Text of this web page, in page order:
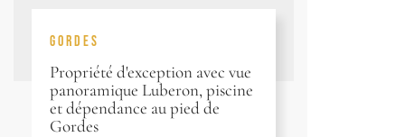
GORDES
Propriété d'exception avec vue
panoramique Luberon, piscine
et dépendance au pied de
Gordes